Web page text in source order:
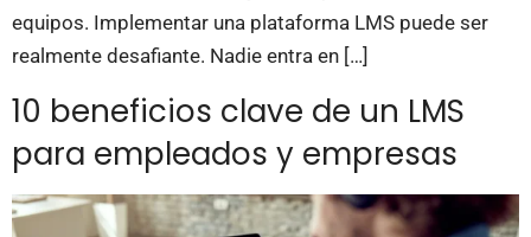
equipos. Implementar una plataforma LMS puede ser
realmente desafiante. Nadie entra en […]
10 beneficios clave de un LMS
para empleados y empresas